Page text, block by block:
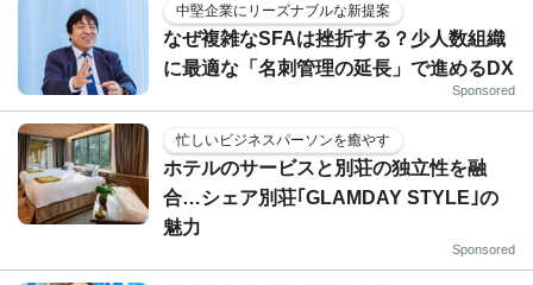
中堅企業にリーズナブルな新提案
なぜ複雑なSFAは挫折する？少人数組織
に最適な「名刺管理の延長」で進めるDX
Sponsored
忙しいビジネスパーソンを癒やす
ホテルのサービスと別荘の独立性を融
合…シェア別荘｢GLAMDAY STYLE｣の
魅力
Sponsored